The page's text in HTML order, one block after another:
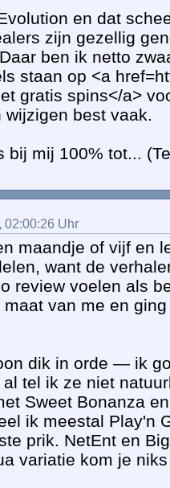
en dat
zijn gezellig
ben ik netto
staan op <a
gratis spins</a>
best vaak.
bij mij 100% tot...
02:00:26 Uhr
maandje of vijf en
want de
review voelen als
van me en
dik in orde — ik
tel ik ze niet
Sweet Bonanza
ik meestal Play'n
prik. NetEnt en
variatie kom je